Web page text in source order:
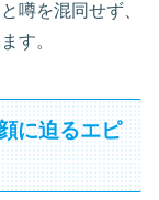
噂を混同せず、
す。
に迫るエピ